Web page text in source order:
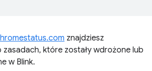
znajdziesz
zasadach, które zostały wdrożone lub
w Blink.